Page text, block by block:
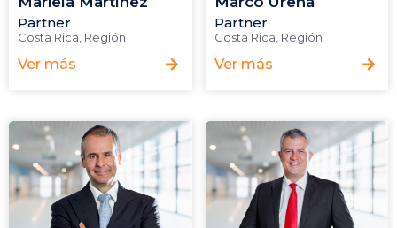
Partner
Costa Rica, Región
Ver más
Partner
Costa Rica, Región
Ver más